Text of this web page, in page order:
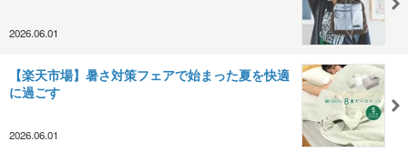
2026.06.01
【楽天市場】暑さ対策フェアで始まった夏を快適
に過ごす
2026.06.01